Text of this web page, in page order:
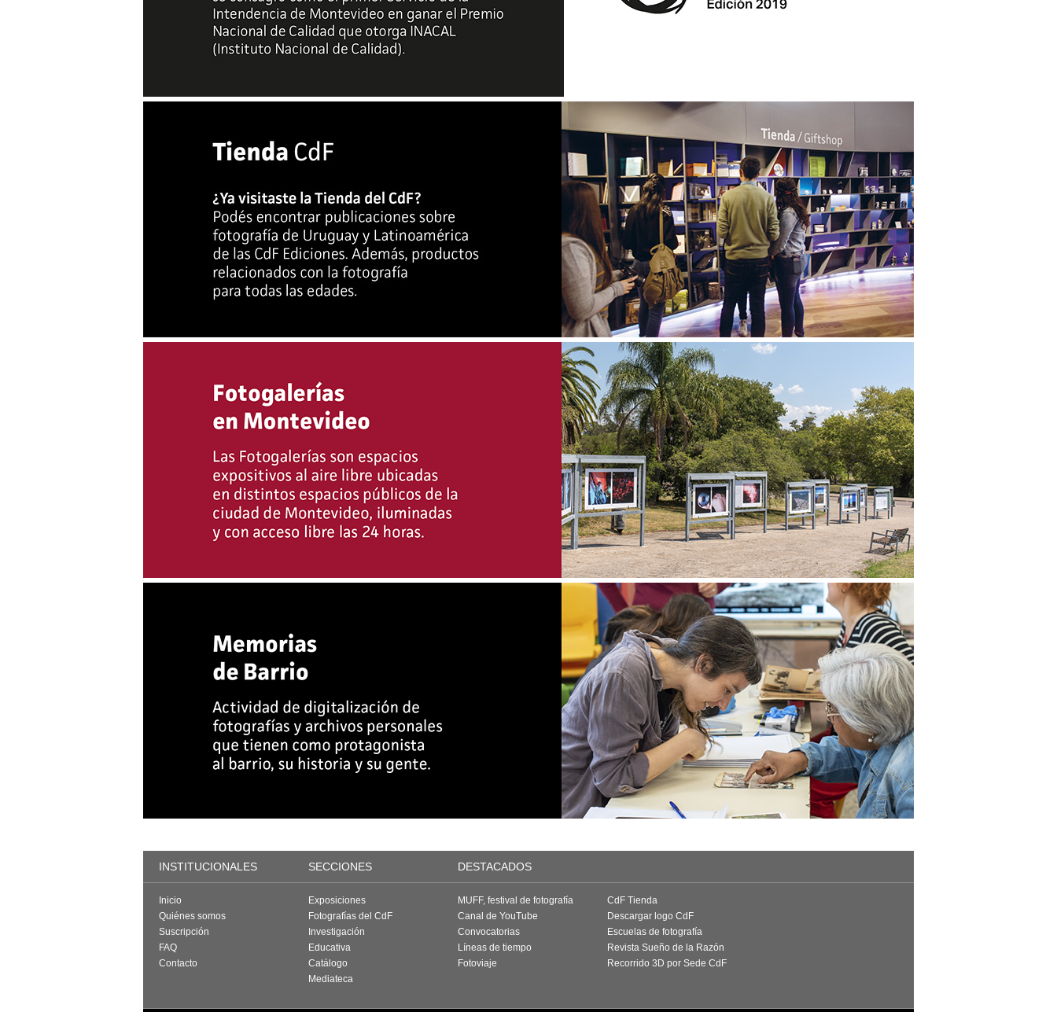
INSTITUCIONALES SECCIONES DESTACADOS
Inicio
Quiénes somos
Suscripción
FAQ
Contacto
Exposiciones
Fotografías del CdF
Investigación
Educativa
Catálogo
Mediateca
MUFF, festival de fotografía
Canal de YouTube
Convocatorias
Líneas de tiempo
Fotoviaje
CdF Tienda
Descargar logo CdF
Escuelas de fotografía
Revista Sueño de la Razón
Recorrido 3D por Sede CdF